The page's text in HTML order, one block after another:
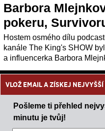
Barbora
pokeru,
Hostem osmého dílu
kanále The King's SHOW
a influencerka Barbora
VLOŽ EMAIL A ZÍSKEJ NEJVYŠŠÍ
Pošleme ti přehled
minutu je tvůj!